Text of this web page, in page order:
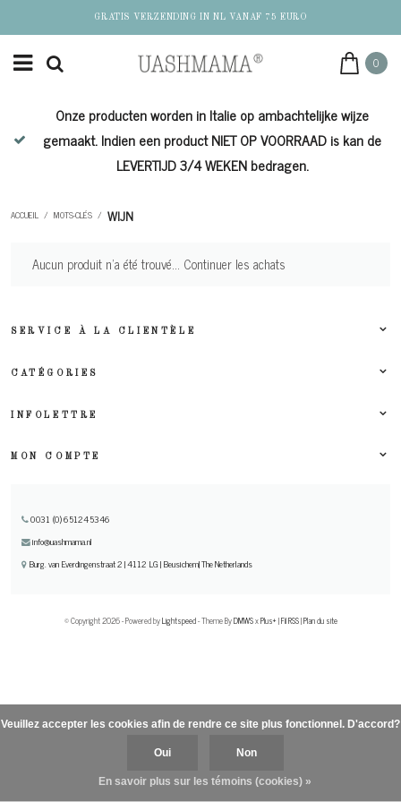
GRATIS VERZENDING IN NL VANAF 75 EURO
0
Onze producten worden in Italie op ambachtelijke wijze
gemaakt. Indien een product NIET OP VOORRAAD is kan de
LEVERTIJD 3/4 WEKEN bedragen.
ACCUEIL / MOTS-CLÉS / WIJN
Aucun produit n'a été trouvé... Continuer les achats
SERVICE À LA CLIENTÈLE
CATÉGORIES
INFOLETTRE
MON COMPTE
0031 (0) 651245346
info@uashmama.nl
Burg. van Everdingenstraat 2 | 4112 LG | Beusichem| The Netherlands
© Copyright 2026 - Powered byLightspeed- Theme ByDMWSxPlus+|Fil RSS|Plan du site
Veuillez accepter les cookies afin de rendre ce site plus fonctionnel. D'accord?
Oui Non
En savoir plus sur les témoins (cookies) »